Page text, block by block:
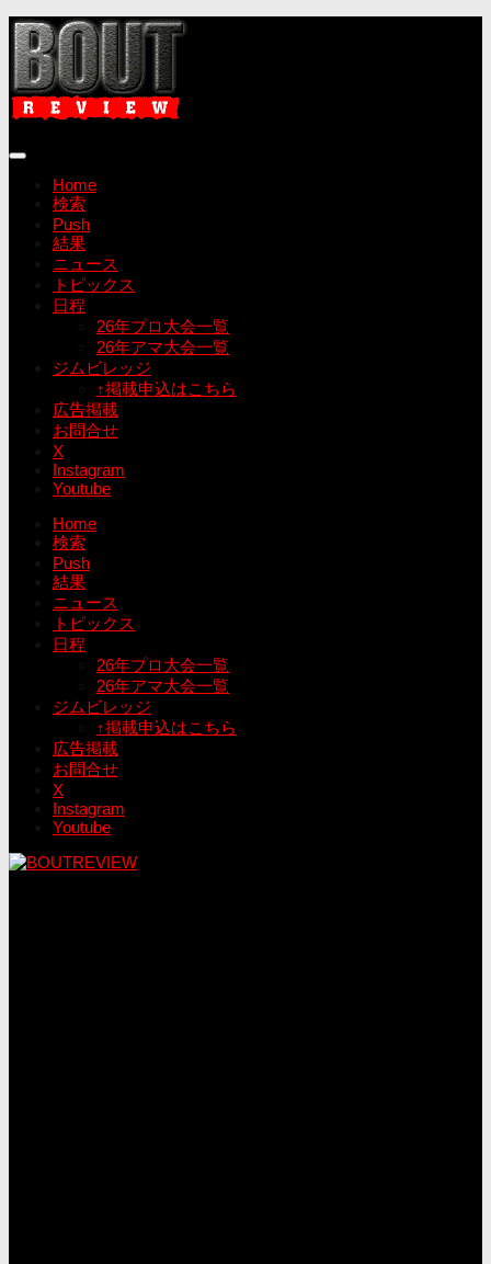
コ
ン
テ
ン
ツ
ス
Home
検索
Push
結果
ニュース
トピックス
日程
26年プロ大会一覧
26年アマ大会一覧
ジムビレッジ
↑掲載申込はこちら
広告掲載
お問合せ
X
Instagram
Youtube
Home
検索
Push
結果
ニュース
トピックス
日程
26年プロ大会一覧
26年アマ大会一覧
ジムビレッジ
↑掲載申込はこちら
広告掲載
お問合せ
X
Instagram
Youtube